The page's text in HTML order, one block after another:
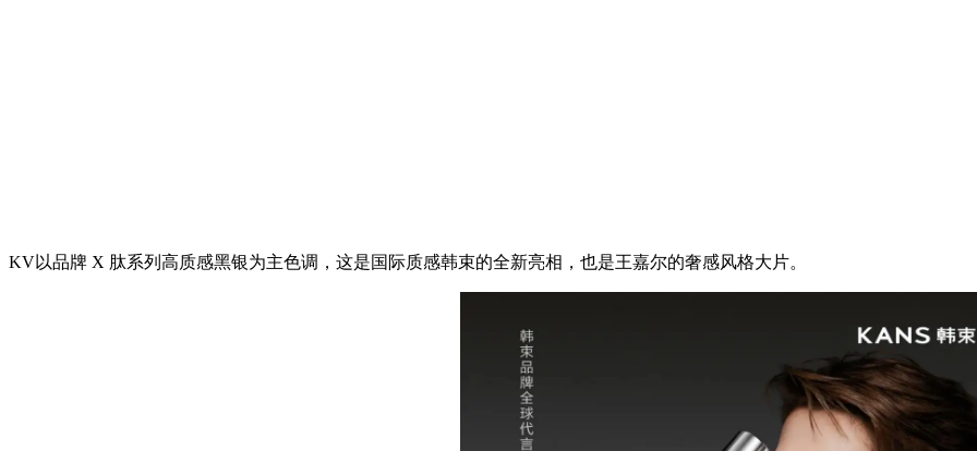
KV以品牌 X 肽系列高质感黑银为主色调，这是国际质感韩束的全新亮相，也是王嘉尔的奢感风格大片。